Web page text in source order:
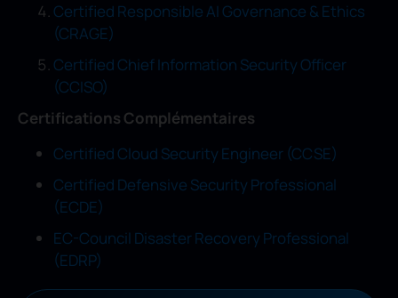
Certified Responsible AI Governance & Ethics
(CRAGE)
Certified Chief Information Security Officer
(CCISO)
Certifications Complémentaires
Certified Cloud Security Engineer (CCSE)
Certified Defensive Security Professional
(ECDE)
EC-Council Disaster Recovery Professional
(EDRP)